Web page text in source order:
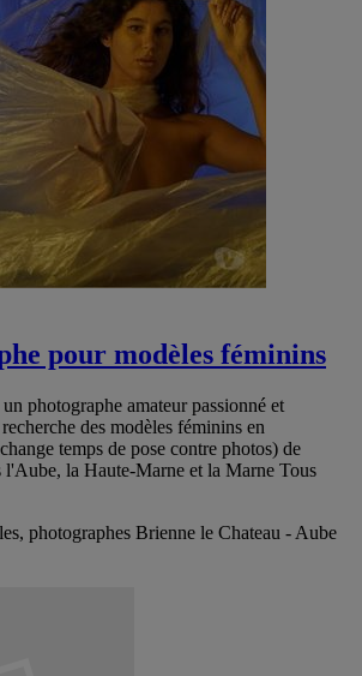
pour modèles féminins
photographe amateur passionné et
des modèles féminins en
temps de pose contre photos) de
l'Aube, la Haute-Marne et la Marne Tous
photographes Brienne le Chateau - Aube